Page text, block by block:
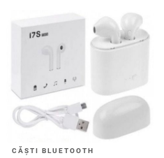
CĂȘTI BLUETOOTH